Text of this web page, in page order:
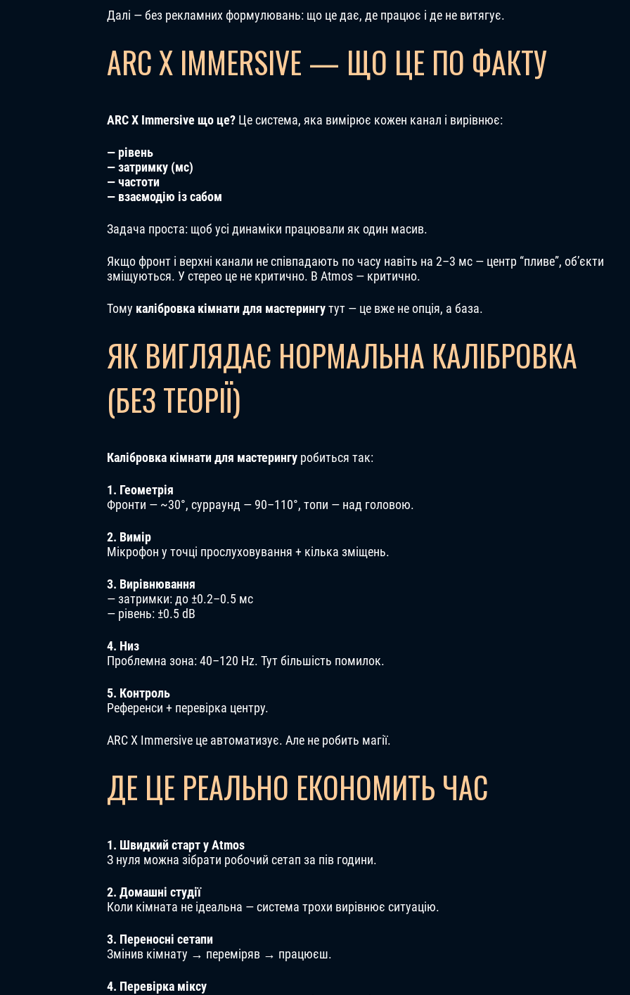
Далі — без рекламних формулювань: що це дає, де працює і де не витягує.
ARC X IMMERSIVE — ЩО ЦЕ ПО ФАКТУ
ARC X Immersive що це? Це система, яка вимірює кожен канал і вирівнює:
— рівень
— затримку (мс)
— частоти
— взаємодію із сабом
Задача проста: щоб усі динаміки працювали як один масив.
Якщо фронт і верхні канали не співпадають по часу навіть на 2–3 мс — центр “пливе”, об’єкти
зміщуються. У стерео це не критично. В Atmos — критично.
Тому калібровка кімнати для мастерингутут — це вже не опція, а база.
ЯК ВИГЛЯДАЄ НОРМАЛЬНА КАЛІБРОВКА
(БЕЗ ТЕОРІЇ)
Калібровка кімнати для мастерингу робиться так:
1. Геометрія
Фронти — ~30°, сурраунд — 90–110°, топи — над головою.
2. Вимір
Мікрофон у точці прослуховування + кілька зміщень.
3. Вирівнювання
— затримки: до ±0.2–0.5 мс
— рівень: ±0.5 dB
4. Низ
Проблемна зона: 40–120 Hz. Тут більшість помилок.
5. Контроль
Референси + перевірка центру.
ARC X Immersive це автоматизує. Але не робить магії.
ДЕ ЦЕ РЕАЛЬНО ЕКОНОМИТЬ ЧАС
1. Швидкий старт у Atmos
З нуля можна зібрати робочий сетап за пів години.
2. Домашні студії
Коли кімната не ідеальна — система трохи вирівнює ситуацію.
3. Переносні сетапи
Змінив кімнату → переміряв → працюєш.
4. Перевірка міксу